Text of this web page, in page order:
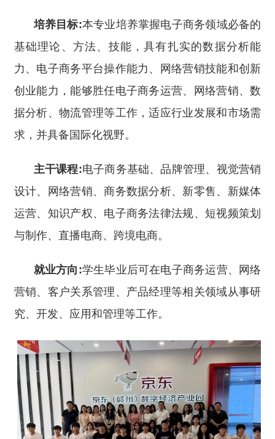
培养目标:本专业培养掌握电子商务领域必备的
基础理论、方法、技能，具有扎实的数据分析能
力、电子商务平台操作能力、网络营销技能和创新
创业能力，能够胜任电子商务运营、网络营销、数
据分析、物流管理等工作，适应行业发展和市场需
求，并具备国际化视野。
主干课程:电子商务基础、品牌管理、视觉营销
设计、网络营销、商务数据分析、新零售、新媒体
运营、知识产权、电子商务法律法规、短视频策划
与制作、直播电商、跨境电商。
就业方向:学生毕业后可在电子商务运营、网络
营销、客户关系管理、产品经理等相关领域从事研
究、开发、应用和管理等工作。